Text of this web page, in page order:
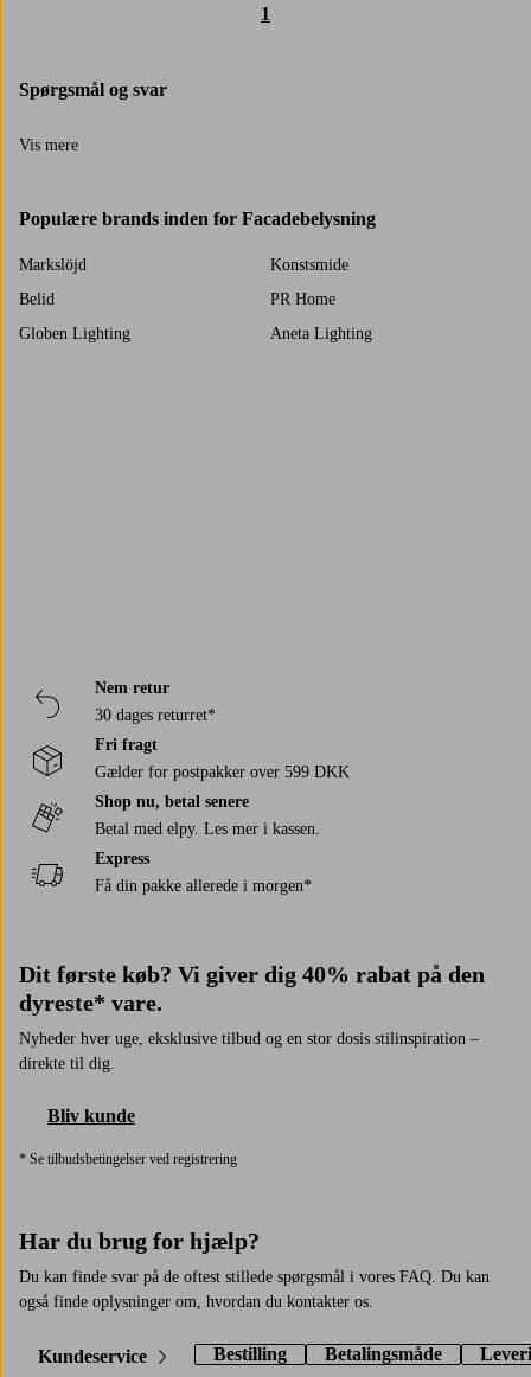
1
Spørgsmål og svar
Vis mere
Populære brands inden for Facadebelysning
Markslöjd
Konstsmide
Belid
PR Home
Globen Lighting
Aneta Lighting
Nem retur
30 dages returret*
Fri fragt
Gælder for postpakker over 599 DKK
Shop nu, betal senere
Betal med elpy. Les mer i kassen.
Express
Få din pakke allerede i morgen*
Dit første køb? Vi giver dig 40% rabat på den
dyreste* vare.
Nyheder hver uge, eksklusive tilbud og en stor dosis stilinspiration –
direkte til dig.
Bliv kunde
* Se tilbudsbetingelser ved registrering
Har du brug for hjælp?
Du kan finde svar på de oftest stillede spørgsmål i vores FAQ. Du kan
også finde oplysninger om, hvordan du kontakter os.
Kundeservice Bestilling Betalingsmåde